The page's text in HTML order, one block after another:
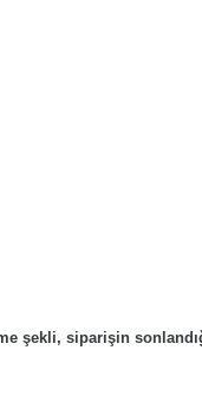
şekli, siparişin